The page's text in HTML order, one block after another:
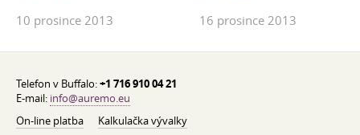
10 prosince 2013 16 prosince 2013
Telefon v Buffalo:+1 716 910 04 21
E-mail: info@auremo.eu
On-line platba
Kalkulačka vývalky